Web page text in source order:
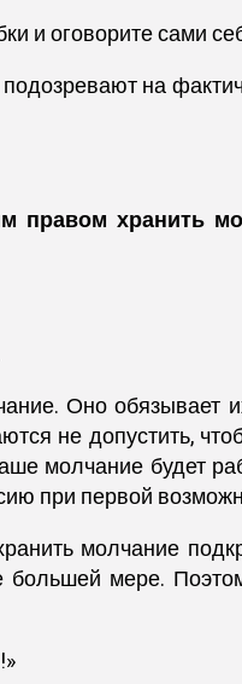
и оговорите сами
на
правом хранить
Оно обязывает
не допустить,
молчание будет
при первой
молчание
мере.